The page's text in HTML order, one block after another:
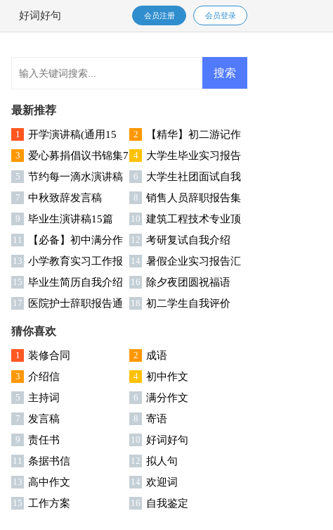
好词好句 会员登录
会员注册
最新推荐
1
开学演讲稿(通用15
篇)
2
【精华】初二游记作
文合集10篇
3
爱心募捐倡议书锦集7
篇
4
大学生毕业实习报告
(集合15篇)
5
节约每一滴水演讲稿
15篇
6
大学生社团面试自我
介绍
7 中秋致辞发言稿 8
销售人员辞职报告集
锦15篇
9 毕业生演讲稿15篇 10 建筑工程技术专业顶
岗实习报告
11
【必备】初中满分作
文八篇
12 考研复试自我介绍
13 小学教育实习工作报
告
14 暑假企业实习报告汇
编10篇
15 毕业生简历自我介绍 16 除夕夜团圆祝福语
17
医院护士辞职报告通
用15篇
18 初二学生自我评价
猜你喜欢
1 装修合同 2 成语
3 介绍信 4 初中作文
5 主持词 6 满分作文
7 发言稿 8 寄语
9 责任书 10 好词好句
11 条据书信 12 拟人句
13 高中作文 14 欢迎词
15 工作方案 16 自我鉴定